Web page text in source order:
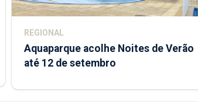
REGIONAL
Aquaparque acolhe Noites de Verão
até 12 de setembro